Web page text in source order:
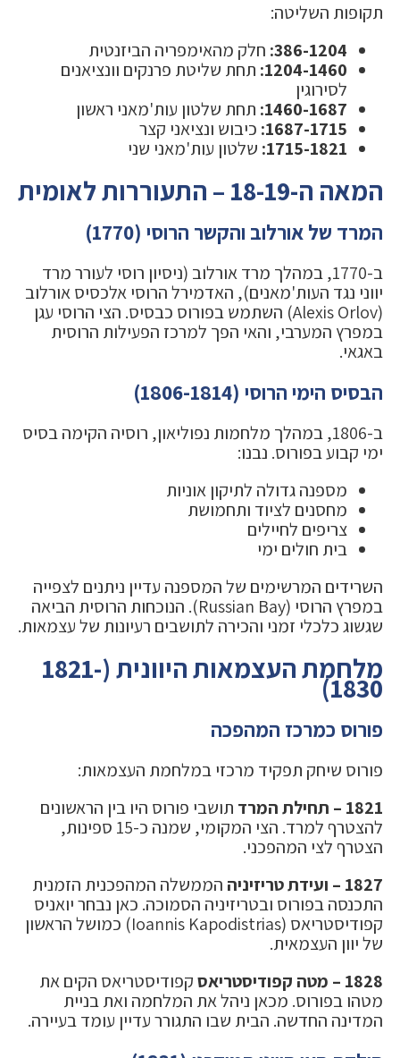
תקופות השליטה:
386-1204: חלק מהאימפריה הביזנטית
1204-1460: תחת שליטת פרנקים וונציאנים
לסירוגין
1460-1687: תחת שלטון עות'מאני ראשון
1687-1715: כיבוש ונציאני קצר
1715-1821: שלטון עות'מאני שני
המאה ה-18-19 – התעוררות לאומית
המרד של אורלוב והקשר הרוסי (1770)
ב-1770, במהלך מרד אורלוב (ניסיון רוסי לעורר מרד
יווני נגד העות'מאנים), האדמירל הרוסי אלכסיס אורלוב
(Alexis Orlov) השתמש בפורוס כבסיס. הצי הרוסי עגן
במפרץ המערבי, והאי הפך למרכז הפעילות הרוסית
באגאי.
הבסיס הימי הרוסי (1806-1814)
ב-1806, במהלך מלחמות נפוליאון, רוסיה הקימה בסיס
ימי קבוע בפורוס. נבנו:
מספנה גדולה לתיקון אוניות
מחסנים לציוד ותחמושת
צריפים לחיילים
בית חולים ימי
השרידים המרשימים של המספנה עדיין ניתנים לצפייה
במפרץ הרוסי (Russian Bay). הנוכחות הרוסית הביאה
שגשוג כלכלי זמני והכירה לתושבים רעיונות של עצמאות.
מלחמת העצמאות היוונית (1821-
1830)
פורוס כמרכז המהפכה
פורוס שיחק תפקיד מרכזי במלחמת העצמאות:
1821 – תחילת המרד
תושבי פורוס היו בין הראשונים
להצטרף למרד. הצי המקומי, שמנה כ-15 ספינות,
הצטרף לצי המהפכני.
1827 – ועידת טריזיניה
הממשלה המהפכנית הזמנית
התכנסה בפורוס ובטריזיניה הסמוכה. כאן נבחר יואניס
קפודיסטריאס (Ioannis Kapodistrias) כמושל הראשון
של יוון העצמאית.
1828 – מטה קפודיסטריאס
קפודיסטריאס הקים את
מטהו בפורוס. מכאן ניהל את המלחמה ואת בניית
המדינה החדשה. הבית שבו התגורר עדיין עומד בעיירה.